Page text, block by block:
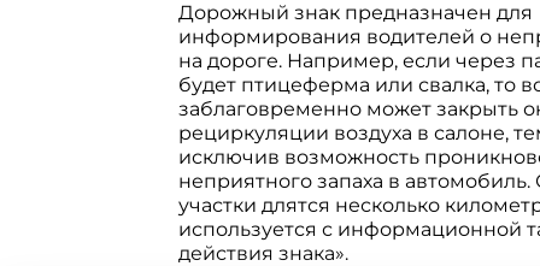
Дорожный знак предназначен для
информирования водителей о
на дороге. Например, если через
будет птицеферма или свалка, то
заблаговременно может закрыть
рециркуляции воздуха в салоне,
исключив возможность
неприятного запаха в
участки длятся несколько
используется с информационной
действия знака».